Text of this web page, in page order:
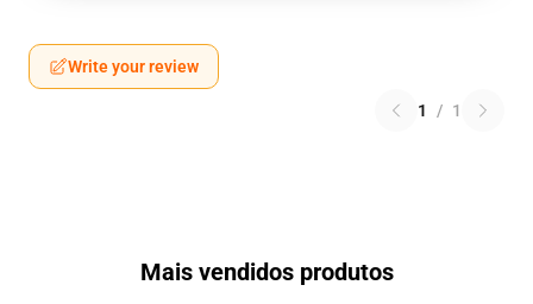
Write your review
1 / 1
Mais vendidos produtos